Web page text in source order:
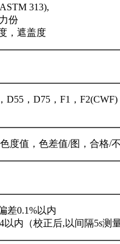
313),
份
，遮盖度
D55，D75，F1，
度值，色差值/图，合格/
差0.1%以内
以内（校正后,以间隔5s测